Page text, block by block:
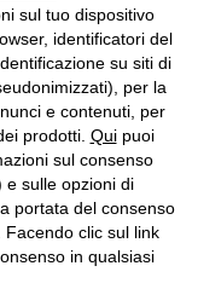
dei cookie
recesso
via Adua 33 - 13855
Reg. Imprese di
N. Reg. Pile:
Capitale
sul tuo dispositivo
identificatori del
su siti di
per la
e contenuti, per
prodotti. Quipuoi
sul consenso
e sulle opzioni di
portata del consenso
clic sul link
in qualsiasi